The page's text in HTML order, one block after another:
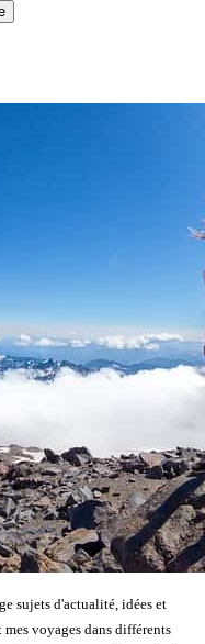
sujets d'actualité, idées et
voyages dans différents